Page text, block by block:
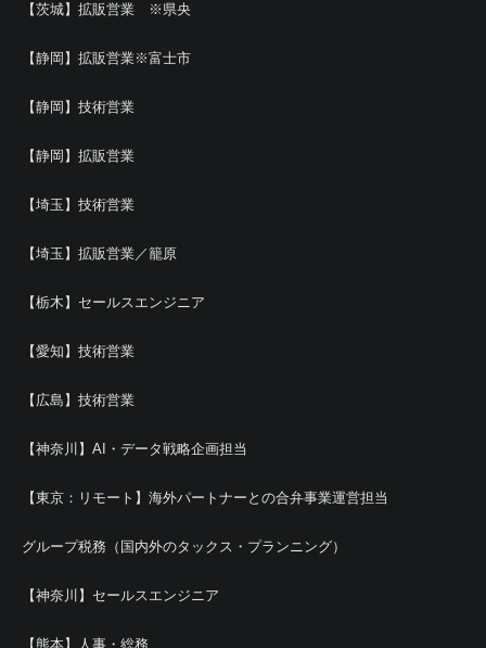
【茨城】拡販営業 ※県央
【静岡】拡販営業※富士市
【静岡】技術営業
【静岡】拡販営業
【埼玉】技術営業
【埼玉】拡販営業／籠原
【栃木】セールスエンジニア
【愛知】技術営業
【広島】技術営業
【神奈川】AI・データ戦略企画担当
【東京：リモート】海外パートナーとの合弁事業運営担当
グループ税務（国内外のタックス・プランニング）
【神奈川】セールスエンジニア
【熊本】人事・総務